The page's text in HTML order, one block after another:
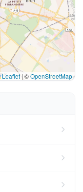
Leaflet | ©OpenStreetMap